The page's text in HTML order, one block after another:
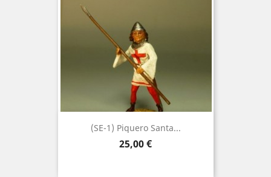
(SE-1) Piquero Santa...
Precio
25,00 €